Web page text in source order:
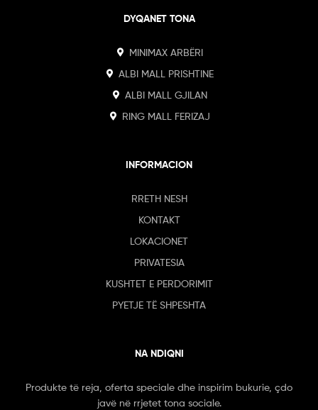
DYQANET TONA
MINIMAX ARBËRI
ALBI MALL PRISHTINE
ALBI MALL GJILAN
RING MALL FERIZAJ
INFORMACION
RRETH NESH
KONTAKT
LOKACIONET
PRIVATESIA
KUSHTET E PERDORIMIT
PYETJE TË SHPESHTA
NA NDIQNI
Produkte të reja, oferta speciale dhe inspirim bukurie, çdo
javë në rrjetet tona sociale.